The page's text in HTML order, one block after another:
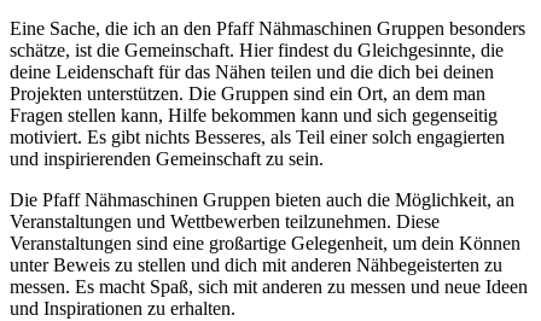
Eine Sache, die ich an den Pfaff Nähmaschinen Gruppen besonders
schätze, ist die Gemeinschaft. Hier findest du Gleichgesinnte, die
deine Leidenschaft für das Nähen teilen und die dich bei deinen
Projekten unterstützen. Die Gruppen sind ein Ort, an dem man
Fragen stellen kann, Hilfe bekommen kann und sich gegenseitig
motiviert. Es gibt nichts Besseres, als Teil einer solch engagierten
und inspirierenden Gemeinschaft zu sein.
Die Pfaff Nähmaschinen Gruppen bieten auch die Möglichkeit, an
Veranstaltungen und Wettbewerben teilzunehmen. Diese
Veranstaltungen sind eine großartige Gelegenheit, um dein Können
unter Beweis zu stellen und dich mit anderen Nähbegeisterten zu
messen. Es macht Spaß, sich mit anderen zu messen und neue Ideen
und Inspirationen zu erhalten.